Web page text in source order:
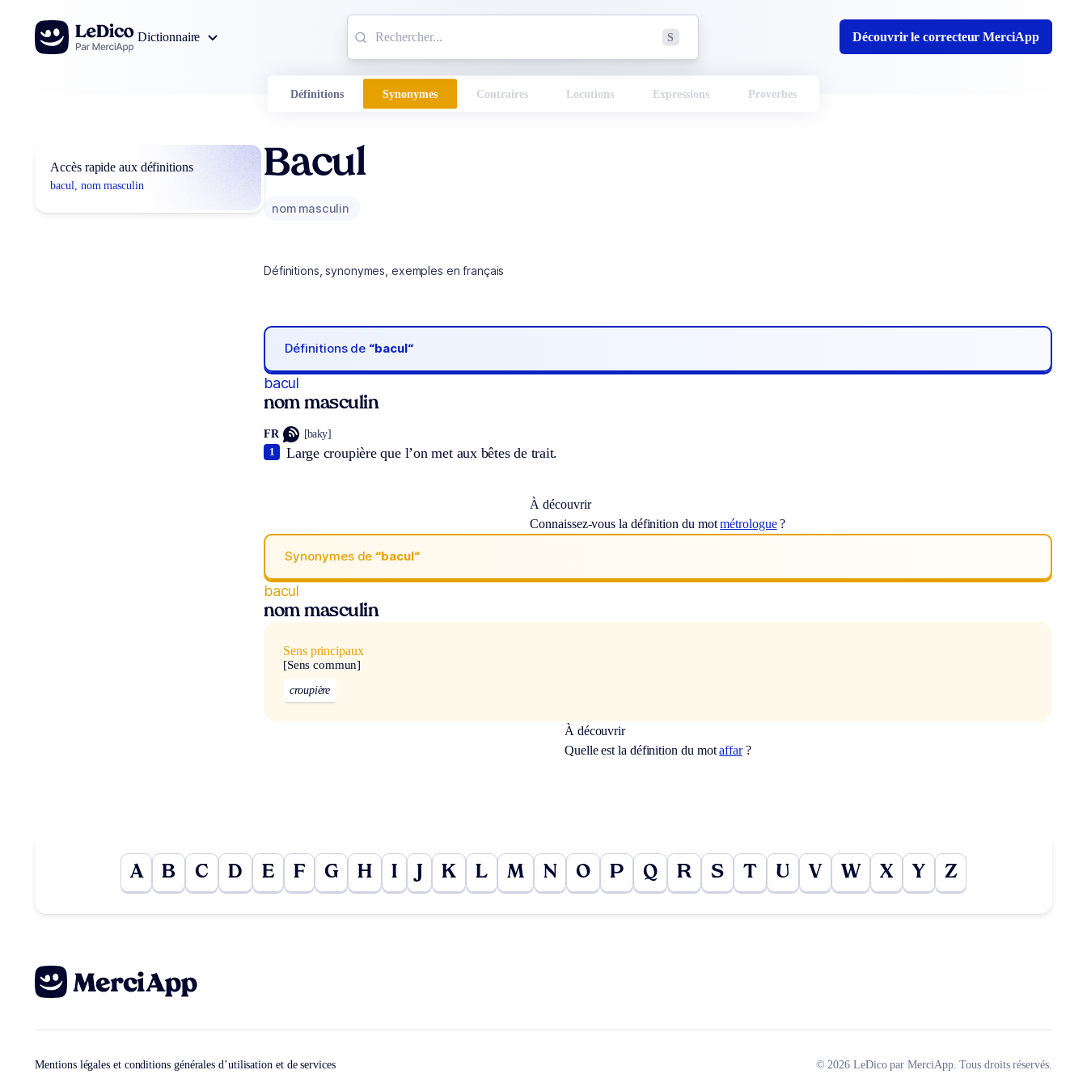
Aller au contenu
Dictionnaire
S Découvrir le correcteur MerciApp
Définitions Synonymes Contraires Locutions Expressions Proverbes
Accès rapide aux définitions
bacul, nom masculin
Bacul
nom masculin
Définitions, synonymes, exemples en français
Définitions de “bacul“
bacul
nom masculin
FR [baky]
Large croupière que l’on met aux bêtes de trait.
1
À découvrir
Connaissez-vous la définition du motmétrologue?
Synonymes de “bacul“
bacul
nom masculin
Sens principaux
[Sens commun]
croupière
À découvrir
Quelle est la définition du motaffar?
A B C D E F G H I J K L M N O P Q R S T U V W X Y Z
Mentions légales et conditions générales d’utilisation et de services © 2026 LeDico par MerciApp. Tous droits réservés.